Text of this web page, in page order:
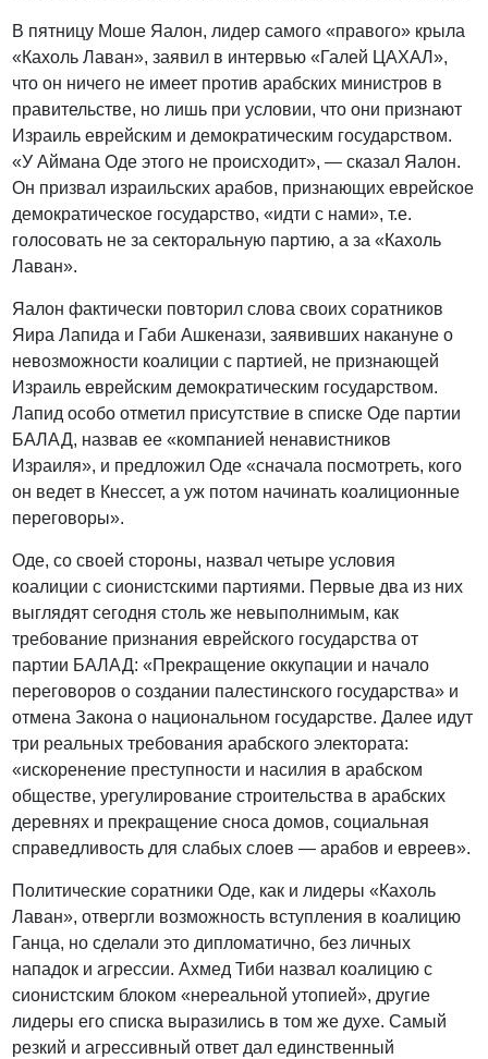
В пятницу Моше Яалон, лидер самого «правого» крыла
«Кахоль Лаван», заявил в интервью «Галей ЦАХАЛ»,
что он ничего не имеет против арабских министров в
правительстве, но лишь при условии, что они признают
Израиль еврейским и демократическим государством.
«У Аймана Оде этого не происходит», — сказал Яалон.
Он призвал израильских арабов, признающих еврейское
демократическое государство, «идти с нами», т.е.
голосовать не за секторальную партию, а за «Кахоль
Лаван».
Яалон фактически повторил слова своих соратников
Яира Лапида и Габи Ашкенази, заявивших накануне о
невозможности коалиции с партией, не признающей
Израиль еврейским демократическим государством.
Лапид особо отметил присутствие в списке Оде партии
БАЛАД, назвав ее «компанией ненавистников
Израиля», и предложил Оде «сначала посмотреть, кого
он ведет в Кнессет, а уж потом начинать коалиционные
переговоры».
Оде, со своей стороны, назвал четыре условия
коалиции с сионистскими партиями. Первые два из них
выглядят сегодня столь же невыполнимым, как
требование признания еврейского государства от
партии БАЛАД: «Прекращение оккупации и начало
переговоров о создании палестинского государства» и
отмена Закона о национальном государстве. Далее идут
три реальных требования арабского электората:
«искоренение преступности и насилия в арабском
обществе, урегулирование строительства в арабских
деревнях и прекращение сноса домов, социальная
справедливость для слабых слоев — арабов и евреев».
Политические соратники Оде, как и лидеры «Кахоль
Лаван», отвергли возможность вступления в коалицию
Ганца, но сделали это дипломатично, без личных
нападок и агрессии. Ахмед Тиби назвал коалицию с
сионистским блоком «нереальной утопией», другие
лидеры его списка выразились в том же духе. Самый
резкий и агрессивный ответ дал единственный